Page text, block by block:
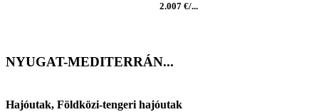
2.007 €/...
NYUGAT-MEDITERRÁN...
Hajóutak, Földközi-tengeri hajóutak